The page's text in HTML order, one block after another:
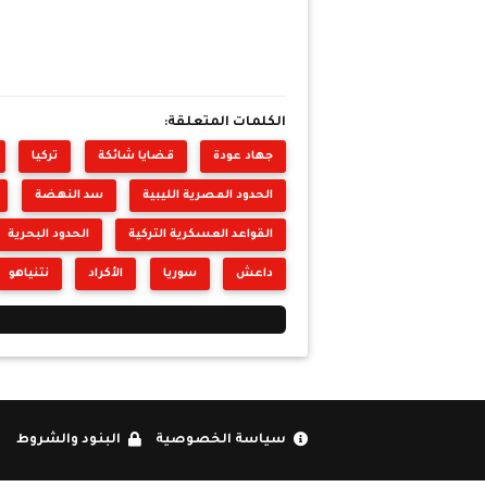
الكلمات المتعلقة:
جهاد عودة قضايا شائكة تركيا
الحدود المصرية الليبية سد النهضة
القواعد العسكرية التركية الحدود البحرية
داعش سوريا الأكراد نتنياهو
سياسة الخصوصية البنود والشروط